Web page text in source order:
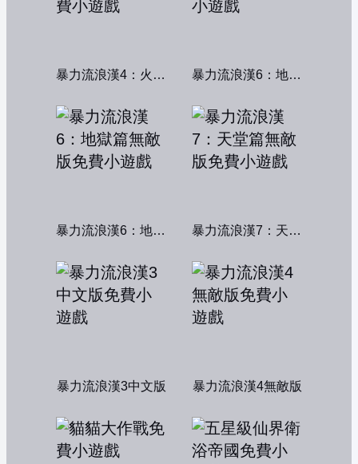
暴力流浪漢4：火線交鋒 暴力流浪漢6：地獄篇
暴力流浪漢6：地獄篇無敵版 暴力流浪漢7：天堂篇無敵版
暴力流浪漢3中文版 暴力流浪漢4無敵版